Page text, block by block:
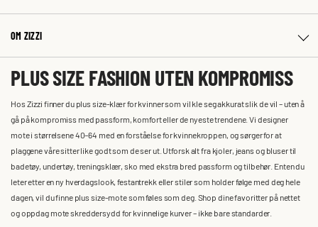
OM ZIZZI
PLUS SIZE FASHION UTEN KOMPROMISS
Hos Zizzi finner du plus size-klær for kvinner som vil kle seg akkurat slik de vil – uten å
gå på kompromiss med passform, komfort eller de nyeste trendene. Vi designer
mote i størrelsene 40–64 med en forståelse for kvinnekroppen, og sørger for at
plaggene våre sitter like godt som de ser ut. Utforsk alt fra kjoler, jeans og bluser til
badetøy, undertøy, treningsklær, sko med ekstra bred passform og tilbehør. Enten du
leter etter en ny hverdagslook, festantrekk eller stiler som holder følge med deg hele
dagen, vil du finne plus size-mote som føles som deg. Shop dine favoritter på nettet
og oppdag mote skreddersydd for kvinnelige kurver – ikke bare standarder.